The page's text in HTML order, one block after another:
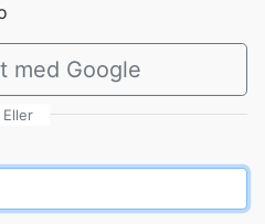
med Google
Eller